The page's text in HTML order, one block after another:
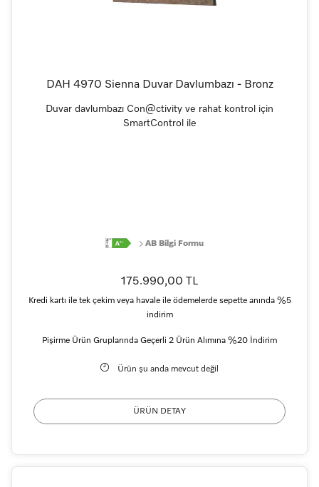
DAH 4970 Sienna Duvar Davlumbazı - Bronz
Duvar davlumbazı Con@ctivity ve rahat kontrol için
SmartControl ile
AB Bilgi Formu
175.990,00 TL
Kredi kartı ile tek çekim veya havale ile ödemelerde sepette anında %5
indirim
Pişirme Ürün Gruplarında Geçerli 2 Ürün Alımına %20 İndirim
Ürün şu anda mevcut değil
ÜRÜN DETAY